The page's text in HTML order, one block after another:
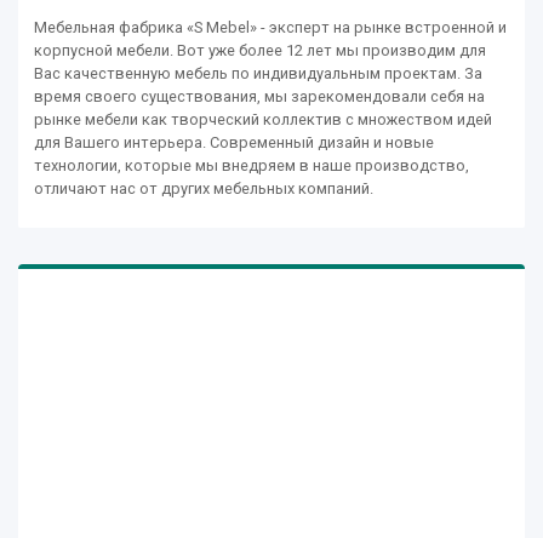
Мебельная фабрика «S Mebel» - эксперт на рынке встроенной и
корпусной мебели. Вот уже более 12 лет мы производим для
Вас качественную мебель по индивидуальным проектам. За
время своего существования, мы зарекомендовали себя на
рынке мебели как творческий коллектив с множеством идей
для Вашего интерьера. Современный дизайн и новые
технологии, которые мы внедряем в наше производство,
отличают нас от других мебельных компаний.